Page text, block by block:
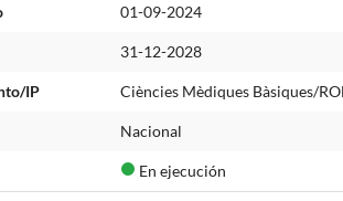
01-09-2024
31-12-2028
IP Ciències Mèdiques Bàsiques/
Nacional
En ejecución